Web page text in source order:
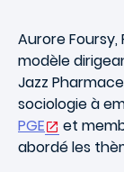
Aurore Foursy,
modèle
Jazz
sociologie à
PGE
et
abordé les